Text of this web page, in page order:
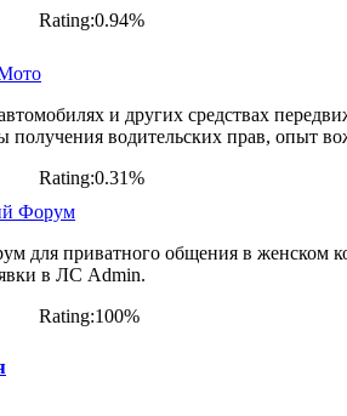
Rating:0.94%
и других средствах
получения водительских прав, опыт
Rating:0.31%
Форум
для приватного общения в женском
в ЛС Admin.
Rating:100%